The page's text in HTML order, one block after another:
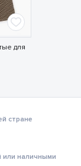
для
стране
или наличными